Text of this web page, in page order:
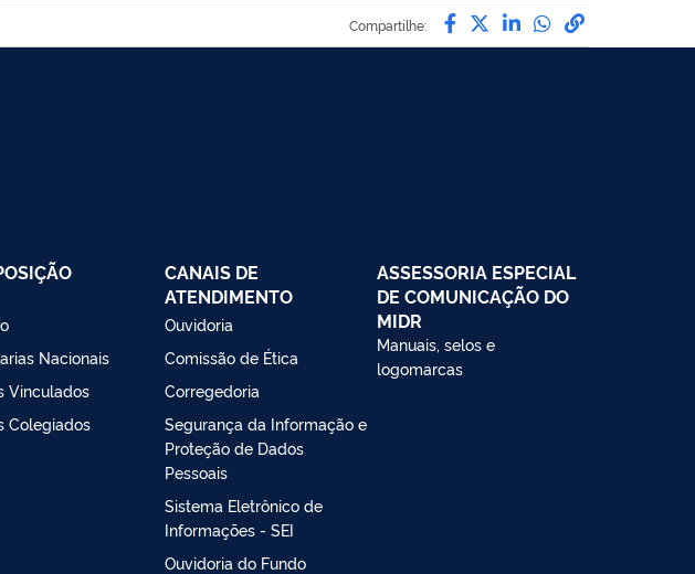
Compartilhe: Compartilhe por
Compartilhe por
Compartilhe por
Compartilhe
link para
Nacionais
Vinculados
Colegiados
CANAIS DE
ATENDIMENTO
Ouvidoria
Comissão de Ética
Corregedoria
Segurança da Informação e
Proteção de Dados
Pessoais
Sistema Eletrônico de
Informações - SEI
Ouvidoria do Fundo
ASSESSORIA ESPECIAL
DE COMUNICAÇÃO DO
MIDR
Manuais, selos e
logomarcas